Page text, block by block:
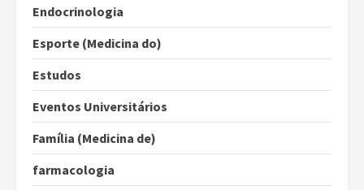
Endocrinologia
Esporte (Medicina do)
Estudos
Eventos Universitários
Família (Medicina de)
farmacologia